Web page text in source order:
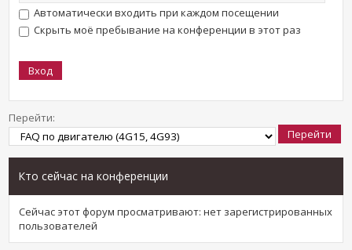
Автоматически входить при каждом посещении
Скрыть моё пребывание на конференции в этот раз
Перейти:
Кто сейчас на конференции
Сейчас этот форум просматривают: нет зарегистрированных
пользователей